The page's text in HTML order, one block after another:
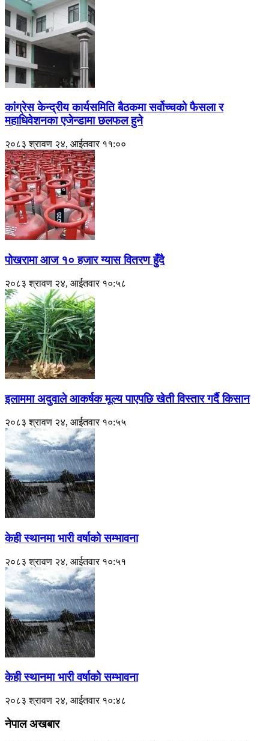
कांग्रेस केन्द्रीय कार्यसमिति बैठकमा सर्वोच्चको फैसला र
महाधिवेशनका एजेन्डामा छलफल हुने
२०८३ श्रावण २४, आईतवार ११:००
पोखरामा आज १० हजार ग्यास वितरण हुँदै
२०८३ श्रावण २४, आईतवार १०:५८
इलाममा अदुवाले आकर्षक मूल्य पाएपछि खेती विस्तार गर्दै किसान
२०८३ श्रावण २४, आईतवार १०:५५
केही स्थानमा भारी वर्षाको सम्भावना
२०८३ श्रावण २४, आईतवार १०:५१
केही स्थानमा भारी वर्षाको सम्भावना
२०८३ श्रावण २४, आईतवार १०:४८
नेपाल अखबार